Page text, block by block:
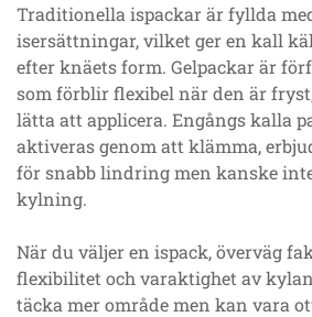
Traditionella ispackar är fyllda
isersättningar, vilket ger en kall
efter knäets form. Gelpackar är
som förblir flexibel när den är
lätta att applicera. Engångs kalla
aktiveras genom att klämma,
för snabb lindring men kanske
kylning.
När du väljer en ispack, överväg
flexibilitet och varaktighet av
täcka mer område men kan vara